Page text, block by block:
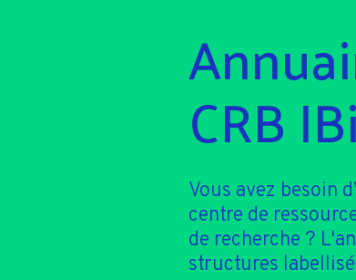
CRB
Vous avez besoin
centre de
de recherche ?
structures